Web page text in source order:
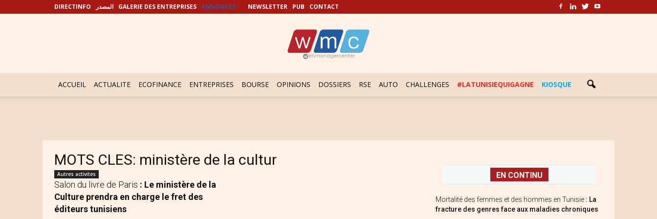
DIRECTINFO المصدر GALERIE DES ENTREPRISES ANNONCES NEWSLETTER PUB CONTACT
ACCUEIL ACTUALITE ECOFINANCE ENTREPRISES BOURSE OPINIONS DOSSIERS RSE AUTO CHALLENGES #LATUNISIEQUIGAGNE KIOSQUE
MOTS CLES: ministère de la cultur
Autres activites
Salon du livre de Paris : Le ministère de la
Culture prendra en charge le fret des
éditeurs tunisiens
EN CONTINU
Mortalité des femmes et des hommes en Tunisie : La
fracture des genres face aux maladies chroniques